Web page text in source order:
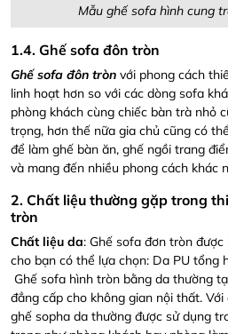
Mẫu ghế sofa hình cung
1.4. Ghế sofa đôn tròn
Ghế sofa đôn tròn với phong cách
linh hoạt hơn so với các dòng sofa
phòng khách cùng chiếc bàn trà nhỏ
trọng, hơn thế nữa gia chủ cũng có
để làm ghế bàn ăn, ghế ngồi trang
và mang đến nhiều phong cách khác
2. Chất liệu thường gặp trong
tròn
Chất liệu da: Ghế sofa đơn tròn
cho bạn có thể lựa chọn: Da PU tổng
Ghế sofa hình tròn bằng da thường
đẳng cấp cho không gian nội thất.
ghế sopha da thường được sử dụng